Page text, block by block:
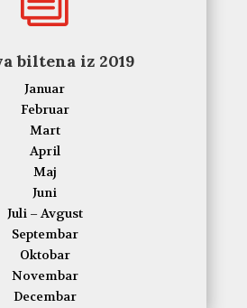
biltena iz 2019
Januar
Februar
Mart
April
Maj
Juni
Juli – Avgust
Septembar
Oktobar
Novembar
Decembar